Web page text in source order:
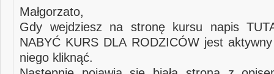
Małgorzato,
Gdy wejdziesz na stronę kursu napis
NABYĆ KURS DLA RODZICÓW jest
niego kliknąć.